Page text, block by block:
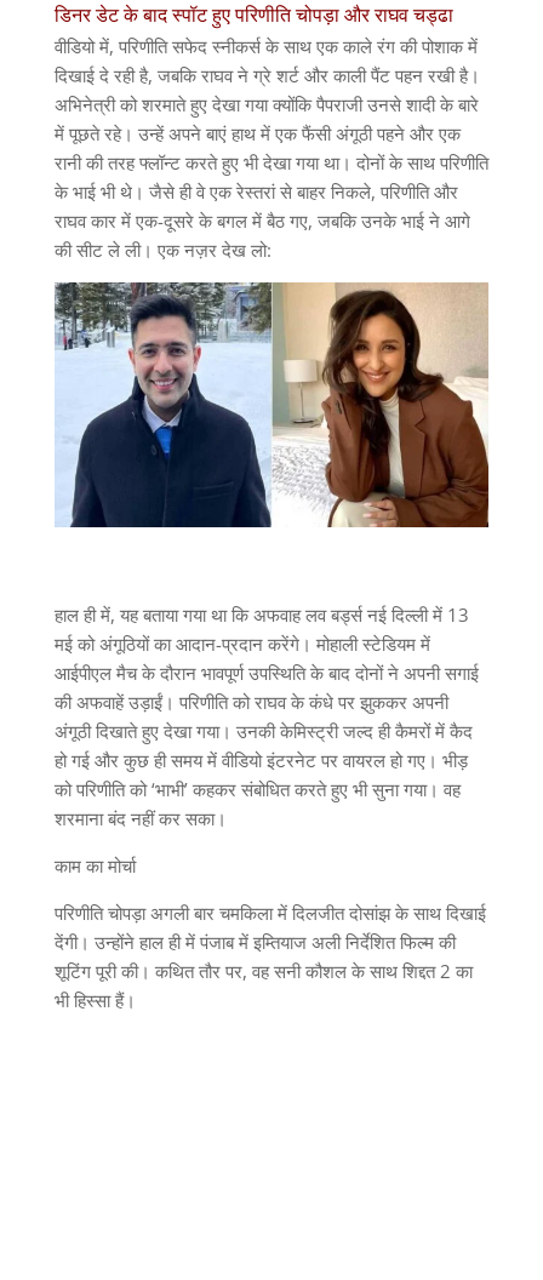
डिनर डेट के बाद स्पॉट हुए परिणीति चोपड़ा और राघव चड्ढा
वीडियो में, परिणीति सफेद स्नीकर्स के साथ एक काले रंग की पोशाक में
दिखाई दे रही है, जबकि राघव ने ग्रे शर्ट और काली पैंट पहन रखी है।
अभिनेत्री को शरमाते हुए देखा गया क्योंकि पैपराजी उनसे शादी के बारे
में पूछते रहे। उन्हें अपने बाएं हाथ में एक फैंसी अंगूठी पहने और एक
रानी की तरह फ्लॉन्ट करते हुए भी देखा गया था। दोनों के साथ परिणीति
के भाई भी थे। जैसे ही वे एक रेस्तरां से बाहर निकले, परिणीति और
राघव कार में एक-दूसरे के बगल में बैठ गए, जबकि उनके भाई ने आगे
की सीट ले ली। एक नज़र देख लो:
हाल ही में, यह बताया गया था कि अफवाह लव बर्ड्स नई दिल्ली में 13
मई को अंगूठियों का आदान-प्रदान करेंगे। मोहाली स्टेडियम में
आईपीएल मैच के दौरान भावपूर्ण उपस्थिति के बाद दोनों ने अपनी सगाई
की अफवाहें उड़ाईं। परिणीति को राघव के कंधे पर झुककर अपनी
अंगूठी दिखाते हुए देखा गया। उनकी केमिस्ट्री जल्द ही कैमरों में कैद
हो गई और कुछ ही समय में वीडियो इंटरनेट पर वायरल हो गए। भीड़
को परिणीति को ‘भाभी’ कहकर संबोधित करते हुए भी सुना गया। वह
शरमाना बंद नहीं कर सका।
काम का मोर्चा
परिणीति चोपड़ा अगली बार चमकिला में दिलजीत दोसांझ के साथ दिखाई
देंगी। उन्होंने हाल ही में पंजाब में इम्तियाज अली निर्देशित फिल्म की
शूटिंग पूरी की। कथित तौर पर, वह सनी कौशल के साथ शिद्दत 2 का
भी हिस्सा हैं।